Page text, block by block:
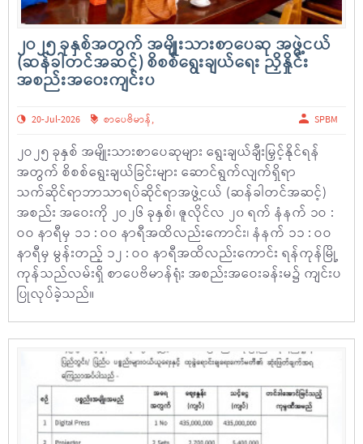
၂ဝ၂၅ ခုနှစ်အတွက် အမျိုးသားစာပေဆု အဖွဲ့ငယ်
(ဆန်ခါတင်အဆင့်) စိစစ်ရွေးချယ်ရေး ညှိနှိုင်း
အစည်းအဝေးကျင်းပ
20-Jul-2026 စာပေဗိမာန်, SPBM
၂ဝ၂၅ ခုနှစ် အမျိုးသားစာပေဆုများ ရွေးချယ်ချီးမြှင့်နိုင်ရန်
အတွက် စိစစ်ရွေးချယ်ခြင်းများ ဆောင်ရွက်လျက်ရှိရာ
သက်ဆိုင်ရာဘာသာရပ်ဆိုင်ရာအဖွဲ့ငယ် (ဆန်ခါတင်အဆင့်)
အစည်း အဝေးကို ၂ဝ၂၆ ခုနှစ်၊ ဇူလိုင်လ ၂၀ ရက် နံနက် ၁ဝ :
ဝဝ နာရီမှ ၁၁ : ဝဝ နာရီအထိလည်းကောင်း၊ နံနက် ၁၁ : ဝဝ
နာရီမှ မွန်းတည့် ၁၂ : ဝဝ နာရီအထိလည်းကောင်း ရန်ကုန်မြို့
ကုန်သည်လမ်းရှိ စာပေဗိမာန်ရုံး အစည်းအဝေးခန်းမ၌ ကျင်းပ
ပြုလုပ်ခဲ့သည်။